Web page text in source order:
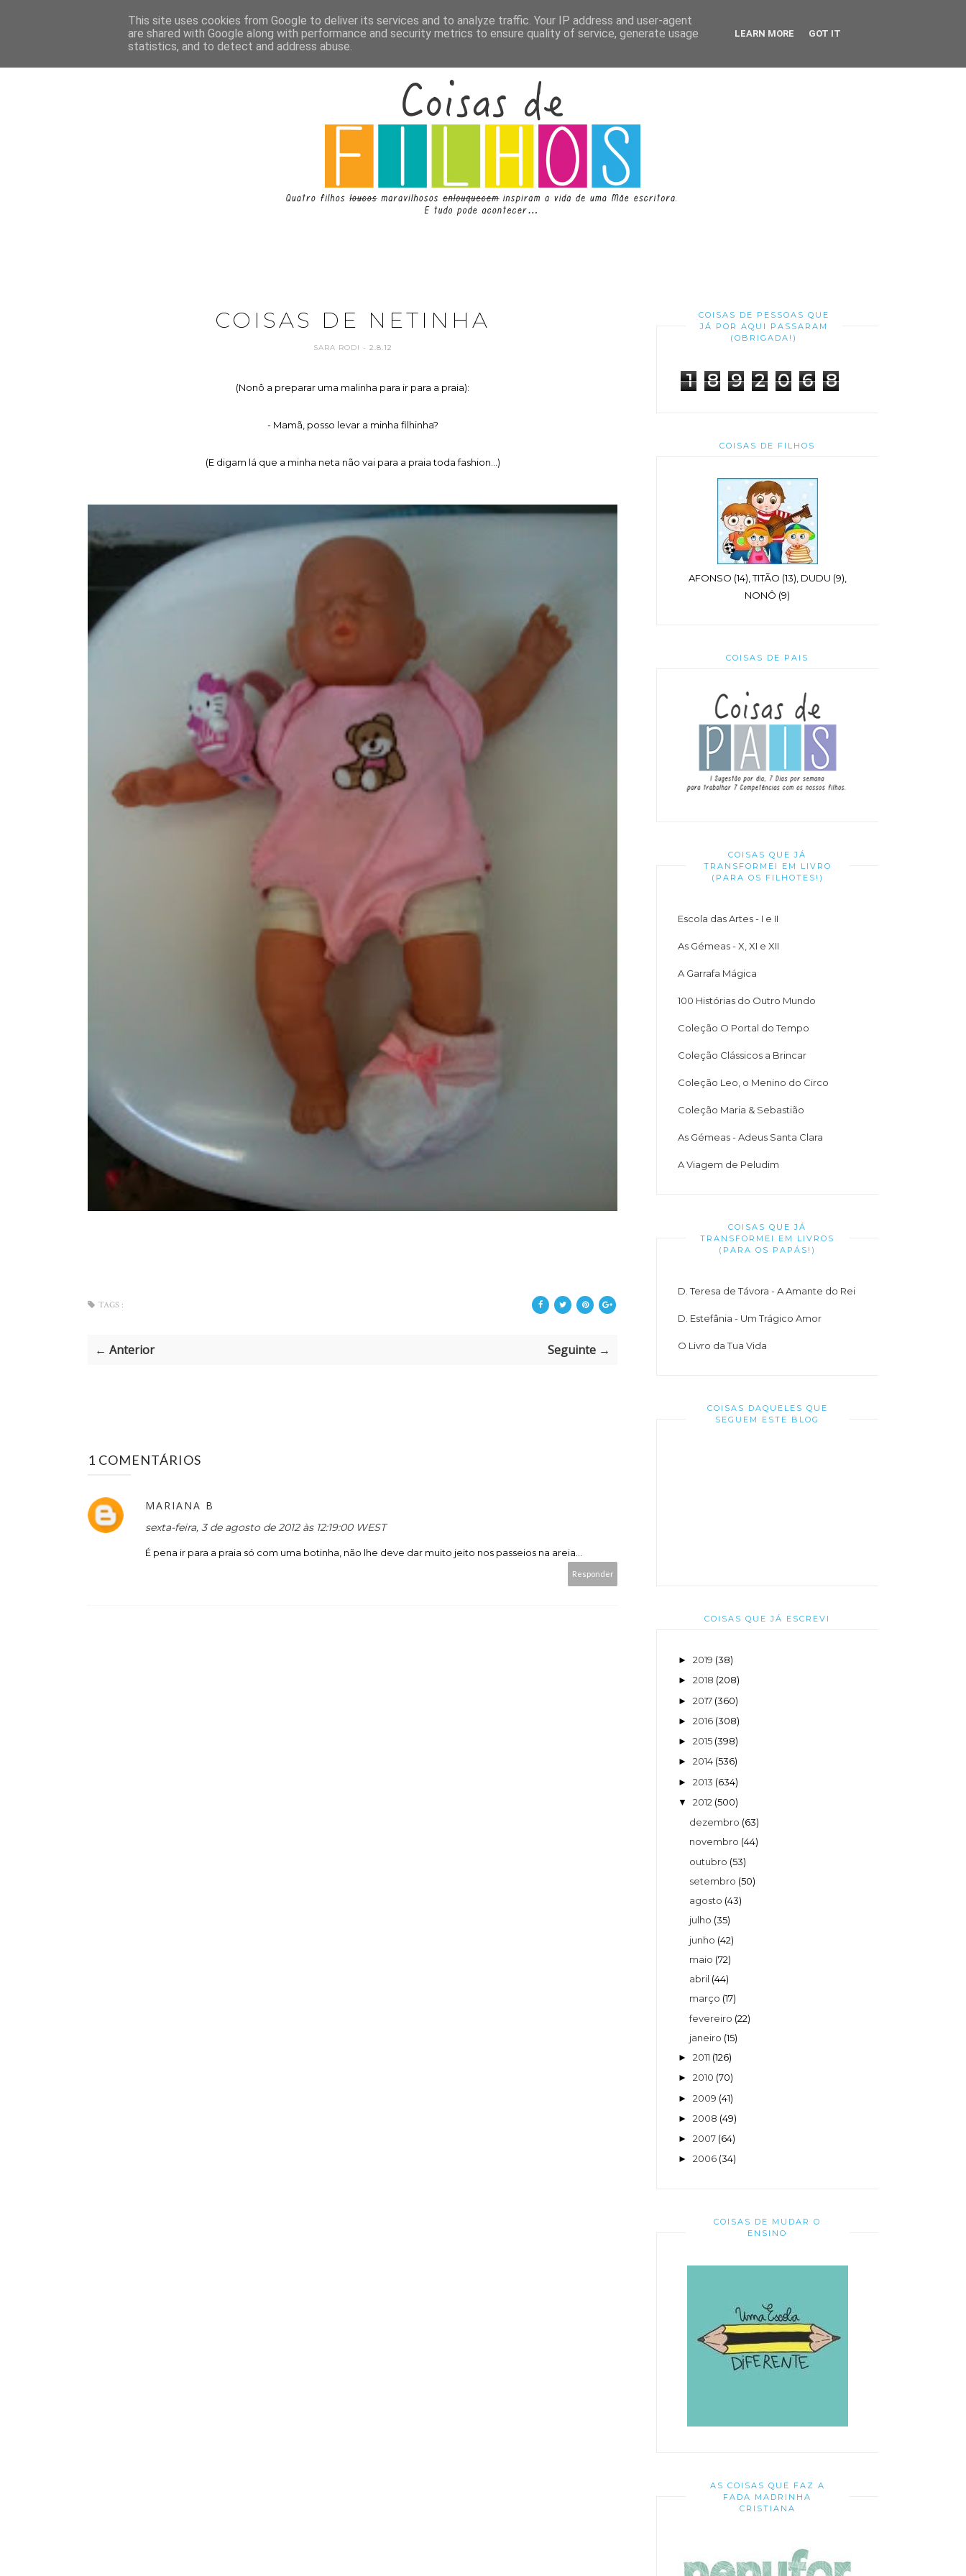
COISAS DE NETINHA
SARA RODI - 2.8.12
(Nonô a preparar uma malinha para ir para a praia):
- Mamã, posso levar a minha filhinha?
(E digam lá que a minha neta não vai para a praia toda fashion...)
TAGS :
← Anterior Seguinte →
1 COMENTÁRIOS
MARIANA B
sexta-feira, 3 de agosto de 2012 às 12:19:00 WEST
É pena ir para a praia só com uma botinha, não lhe deve dar muito jeito nos passeios na areia...
Responder
COISAS DE PESSOAS QUE
JÁ POR AQUI PASSARAM
(OBRIGADA!)
1 8 9 2 0 6 8
COISAS DE FILHOS
AFONSO (14), TITÃO (13), DUDU (9),
NONÔ (9)
COISAS DE PAIS
COISAS QUE JÁ
TRANSFORMEI EM LIVRO
(PARA OS FILHOTES!)
Escola das Artes - I e II
As Gémeas - X, XI e XII
A Garrafa Mágica
100 Histórias do Outro Mundo
Coleção O Portal do Tempo
Coleção Clássicos a Brincar
Coleção Leo, o Menino do Circo
Coleção Maria & Sebastião
As Gémeas - Adeus Santa Clara
A Viagem de Peludim
COISAS QUE JÁ
TRANSFORMEI EM LIVROS
(PARA OS PAPÁS!)
D. Teresa de Távora - A Amante do Rei
D. Estefânia - Um Trágico Amor
O Livro da Tua Vida
COISAS DAQUELES QUE
SEGUEM ESTE BLOG
COISAS QUE JÁ ESCREVI
► 2019 (38)
► 2018 (208)
► 2017 (360)
► 2016 (308)
► 2015 (398)
► 2014 (536)
► 2013 (634)
▼ 2012 (500)
dezembro (63)
novembro (44)
outubro (53)
setembro (50)
agosto (43)
julho (35)
junho (42)
maio (72)
abril (44)
março (17)
fevereiro (22)
janeiro (15)
► 2011 (126)
► 2010 (70)
► 2009 (41)
► 2008 (49)
► 2007 (64)
► 2006 (34)
COISAS DE MUDAR O
ENSINO
AS COISAS QUE FAZ A
FADA MADRINHA
CRISTIANA
This site uses cookies from Google to deliver its services and to analyze traffic. Your IP address and user-agent
are shared with Google along with performance and security metrics to ensure quality of service, generate usage
statistics, and to detect and address abuse.
LEARN MORE GOT IT